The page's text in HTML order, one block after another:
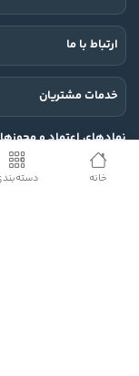
خانه
ارتباط با ما
خدمات مشتریان
نمادهای اعتماد و مجوزها